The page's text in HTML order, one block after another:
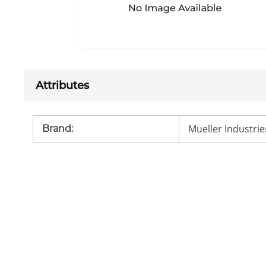
Attributes
Brand: Mueller